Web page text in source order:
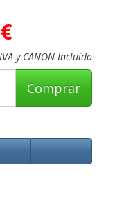
y CANON Incluido
Comprar